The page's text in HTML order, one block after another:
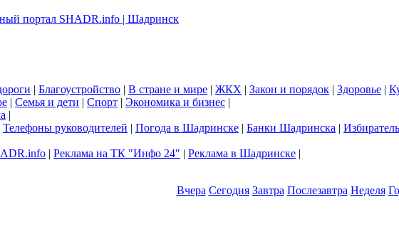
| Благоустройство | В стране и мире | ЖКХ | Закон и порядок | Здоровье |
| Семья и дети | Спорт | Экономика и бизнес |
|
Телефоны руководителей | Погода в Шадринске | Банки Шадринска |
| Реклама на ТК "Инфо 24" | Реклама в Шадринске |
Вчера Сегодня Завтра Послезавтра Неделя